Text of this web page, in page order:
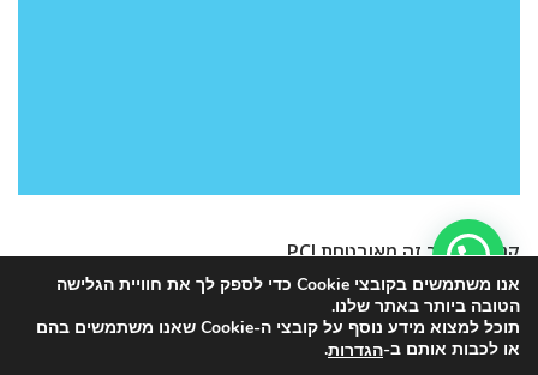
קנייה באתר זה מאובטחת PCI
אנו משתמשים בקובצי Cookie כדי לספק לך את חוויית הגלישה
הטובה ביותר באתר שלנו.
תוכל למצוא מידע נוסף על קובצי ה-Cookie שאנו משתמשים בהם
או לכבות אותם ב-הגדרות.